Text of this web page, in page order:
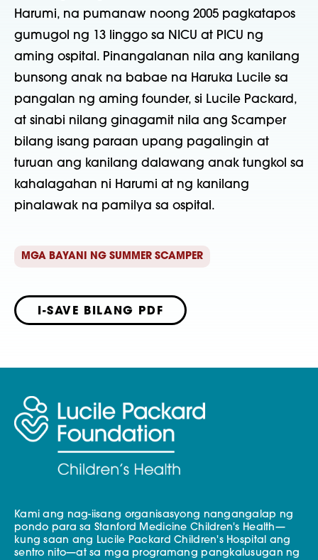
Harumi, na pumanaw noong 2005 pagkatapos
gumugol ng 13 linggo sa NICU at PICU ng
aming ospital. Pinangalanan nila ang kanilang
bunsong anak na babae na Haruka Lucile sa
pangalan ng aming founder, si Lucile Packard,
at sinabi nilang ginagamit nila ang Scamper
bilang isang paraan upang pagalingin at
turuan ang kanilang dalawang anak tungkol sa
kahalagahan ni Harumi at ng kanilang
pinalawak na pamilya sa ospital.
MGA BAYANI NG SUMMER SCAMPER
I-SAVE BILANG PDF
Kami ang nag-iisang organisasyong nangangalap ng
pondo para sa Stanford Medicine Children's Health—
kung saan ang Lucile Packard Children's Hospital ang
sentro nito—at sa mga programang pangkalusugan ng